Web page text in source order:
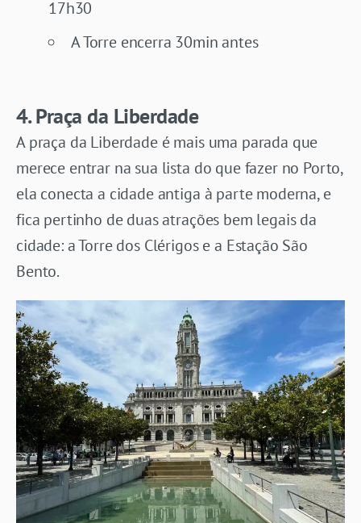
17h30
A Torre encerra 30min antes
4. Praça da Liberdade
A praça da Liberdade é mais uma parada que
merece entrar na sua lista do que fazer no Porto,
ela conecta a cidade antiga à parte moderna, e
fica pertinho de duas atrações bem legais da
cidade: a Torre dos Clérigos e a Estação São
Bento.